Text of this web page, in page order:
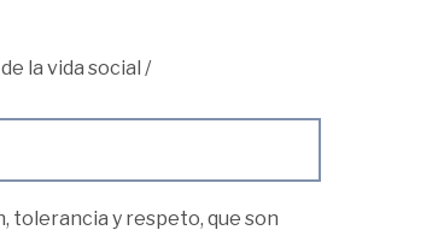
la vida social /
tolerancia y respeto, que son